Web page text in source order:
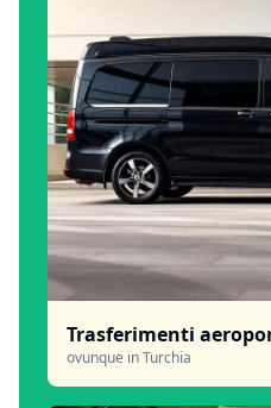
Trasferimenti
ovunque in Turchia